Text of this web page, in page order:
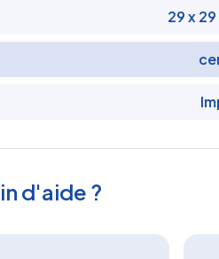
29 x
d'aide ?